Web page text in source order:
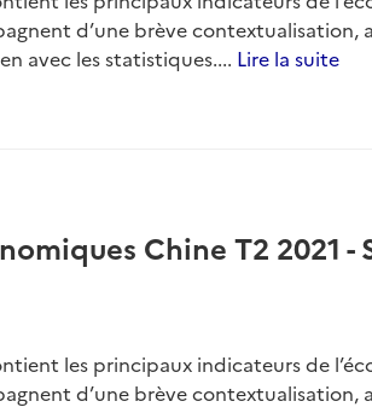
d’une brève contextualisation,
avec les statistiques.... Lire la suite
Chine T2 2021 -
les principaux indicateurs de
d’une brève contextualisation,